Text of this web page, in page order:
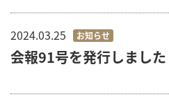
2024.03.25 お知らせ
会報91号を発行しました